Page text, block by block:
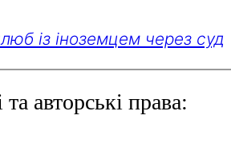
із іноземцем через суд
авторські права: